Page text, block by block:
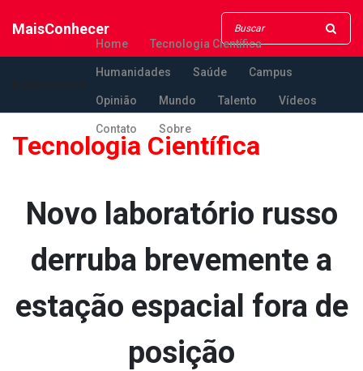
MaisConhecer
Home Tecnologia Científica
Humanidades Saúde Campus
Opinião Mundo Talento Vídeos
Contato Sobre
Tecnologia Científica
Novo laboratório russo
derruba brevemente a
estação espacial fora de
posição